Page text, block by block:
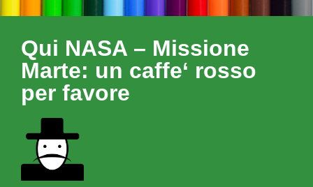
Qui NASA – Missione
Marte: un caffe‘ rosso
per favore